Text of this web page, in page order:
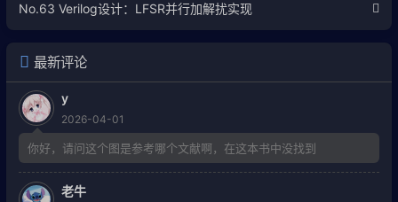
No.63 Verilog设计：LFSR并行加解扰实现
最新评论
y
2026-04-01
你好，请问这个图是参考哪个文献啊，在这本书中没找到
老牛